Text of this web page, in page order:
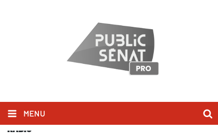
MENU
RADIO